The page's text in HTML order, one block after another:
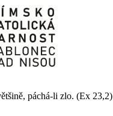
páchá-li zlo. (Ex 23,2)